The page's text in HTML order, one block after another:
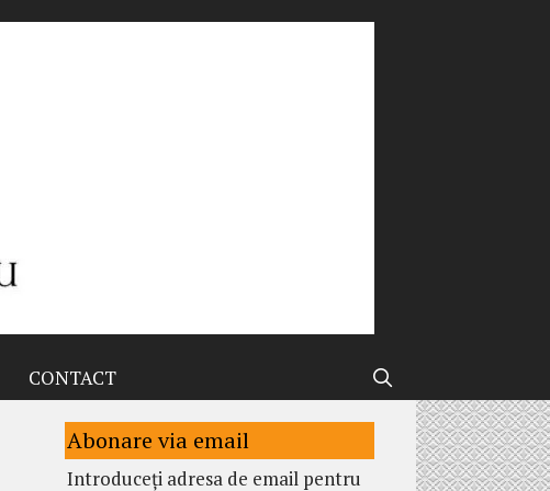
CONTACT
Abonare via email
Introduceți adresa de email pentru